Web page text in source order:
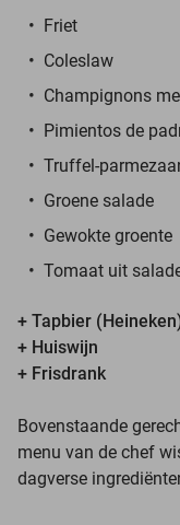
Friet
Coleslaw
Champignons
Pimientos de
Truffel-
Groene salade
Gewokte groente
Tomaat uit
+ Tapbier
+ Huiswijn
+ Frisdrank
Bovenstaande
menu van de chef
dagverse